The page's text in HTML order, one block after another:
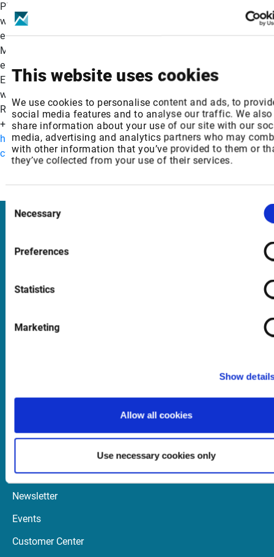
This website uses cookies
We use cookies to personalise content and ads, to
social media features and to analyse our traffic. We also
share information about your use of our site with our
media, advertising and analytics partners who may
with other information that you’ve provided to them or
they’ve collected from your use of their services.
Consent
Selection
Necessary
Preferences
Statistics
Marketing
Show
Allow all cookies
Use necessary cookies only
Pieve , wo das Ereignis mit einer Durchfahrtskontrolle begrüßt
wurde. Die Rückkehr der 1000 Miglia in die Toskana wurde mit
einer Reihe von Testfahrten durch die Weinberge von
Montepulciano eingeläutet. Der Konvoi erreicht dann zum
ersten Mal Foiano della Chiana und hält im Corso Vittorio
Emanuele, mitten im historischen Zentrum. Gegen 13 Uhr
werden sie dann in Arezzo eintreffen, wo sie während des
Rennens eine Mittagspause einlegen werden. Pressestelle
+393316133162 Ein Foto zu dieser Mitteilung finden Sie unter
https://www.globenewswire.com/NewsRoom/AttachmentNg/
c998-4fc7-8771-ec11414efc39
Support
Quick Links
Newsletter
Events
Customer Center